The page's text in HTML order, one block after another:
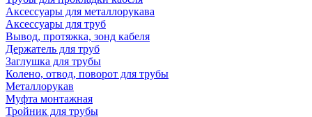
Аксессуары для металлорукава
Аксессуары для труб
Вывод, протяжка, зонд кабеля
Держатель для труб
Заглушка для трубы
Колено, отвод, поворот для трубы
Металлорукав
Муфта монтажная
Тройник для трубы